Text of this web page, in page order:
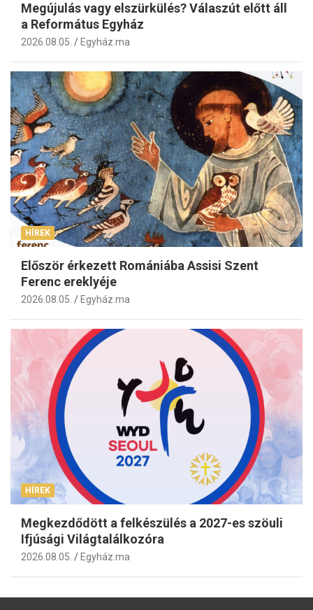
Megújulás vagy elszürkülés? Válaszút előtt áll
a Református Egyház
2026.08.05. Egyház.ma
HÍREK
Először érkezett Romániába Assisi Szent
Ferenc ereklyéje
2026.08.05. Egyház.ma
HÍREK
Megkezdődött a felkészülés a 2027-es szöuli
Ifjúsági Világtalálkozóra
2026.08.05. Egyház.ma